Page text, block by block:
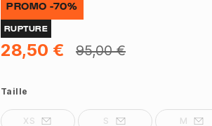
PROMO -70%
RUPTURE
28,50 € 95,00 €
Taille
XS S M